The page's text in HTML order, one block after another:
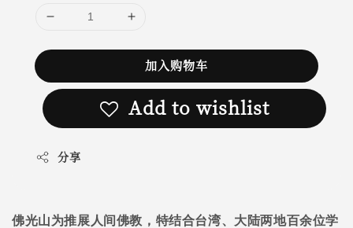
加入购物车
Add to wishlist
分享
佛光山为推展人间佛教，特结合台湾、大陆两地百余位学